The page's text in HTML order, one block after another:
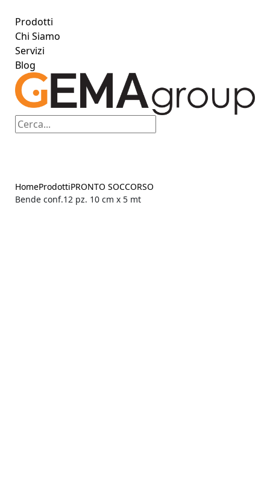
Prodotti
Chi Siamo
Servizi
Blog
HomeProdottiPRONTO SOCCORSO
Bende conf.12 pz. 10 cm x 5 mt